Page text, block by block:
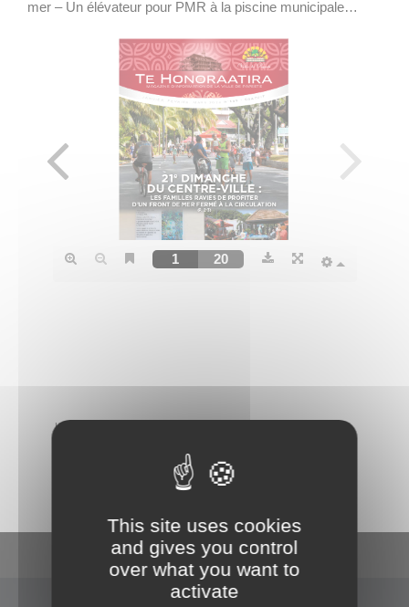
mer – Un élévateur pour PMR à la piscine municipale…
La commune de Papeete traite les données recueillies pour
gestion de vos données personnelles et pour exercer vos droits,
POLITIQUE DE CONFIDENTIALITÉ
En un clic
This site uses cookies
and gives you control
over what you want to
activate